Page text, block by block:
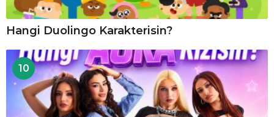
Hangi Duolingo Karakterisin?
10